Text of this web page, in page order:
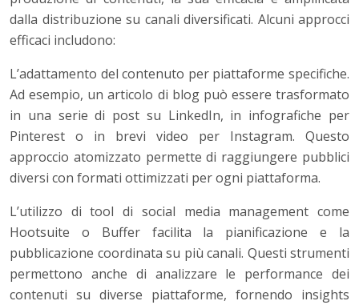
dalla distribuzione su canali diversificati. Alcuni approcci
efficaci includono:
L’adattamento del contenuto per piattaforme specifiche.
Ad esempio, un articolo di blog può essere trasformato
in una serie di post su LinkedIn, in infografiche per
Pinterest o in brevi video per Instagram. Questo
approccio atomizzato permette di raggiungere pubblici
diversi con formati ottimizzati per ogni piattaforma.
L’utilizzo di tool di social media management come
Hootsuite o Buffer facilita la pianificazione e la
pubblicazione coordinata su più canali. Questi strumenti
permettono anche di analizzare le performance dei
contenuti su diverse piattaforme, fornendo insights